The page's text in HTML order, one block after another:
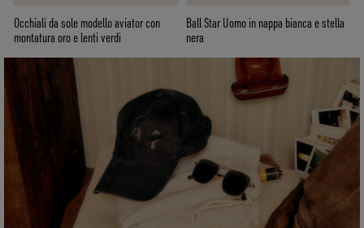
Occhiali da sole modello aviator con
montatura oro e lenti verdi
Ball Star Uomo in nappa bianca e stella
nera